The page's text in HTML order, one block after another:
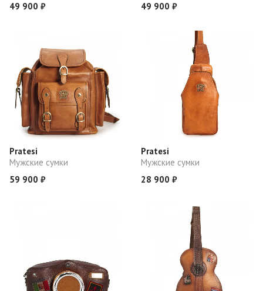
49 900 ₽
49 900 ₽
Pratesi
Мужские сумки
59 900 ₽
Pratesi
Мужские сумки
28 900 ₽